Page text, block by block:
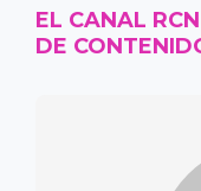
EL CANAL
DE